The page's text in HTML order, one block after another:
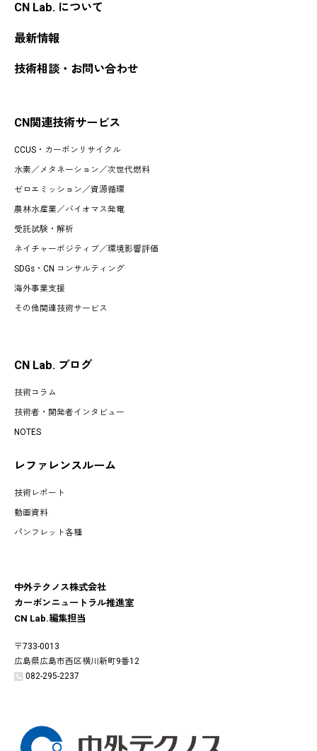
CN Lab. について
最新情報
技術相談・お問い合わせ
CN関連技術サービス
CCUS・カーボンリサイクル
水素／ メタネーション／次世代燃料
ゼロエミッション／資源循環
農林水産業／バイオマス発電
受託試験・解析
ネイチャーポジティブ／環境影響評価
SDGs・CN コンサルティング
海外事業支援
その他関連技術サービス
CN Lab. ブログ
技術コラム
技術者・開発者インタビュー
NOTES
レファレンスルーム
技術レポート
動画資料
パンフレット各種
中外テクノス株式会社
カーボンニュートラル推進室
CN Lab.編集担当
〒733-0013
広島県広島市西区横川新町9番12
082-295-2237